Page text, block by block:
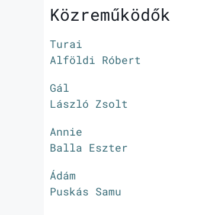
Közreműködők
Turai
Alföldi Róbert
Gál
László Zsolt
Annie
Balla Eszter
Ádám
Puskás Samu